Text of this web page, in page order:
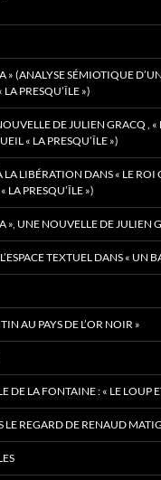
» (ANALYSE SÉMIOTIQUE
PRESQU’ÎLE »)
DE JULIEN GRACQ ,
« LA PRESQU’ÎLE »)
LA LIBÉRATION DANS « LE ROI
LA PRESQU’ÎLE »)
», UNE NOUVELLE DE JULIEN
TEXTUEL DANS « UN
AU PAYS DE L’OR NOIR »
DE LA FONTAINE : « LE LOUP
LE REGARD DE RENAUD